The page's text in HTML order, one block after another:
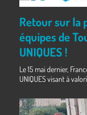
Retour sur la
équipes de
UNIQUES !
Le 15 mai dernier,
UNIQUES visant à